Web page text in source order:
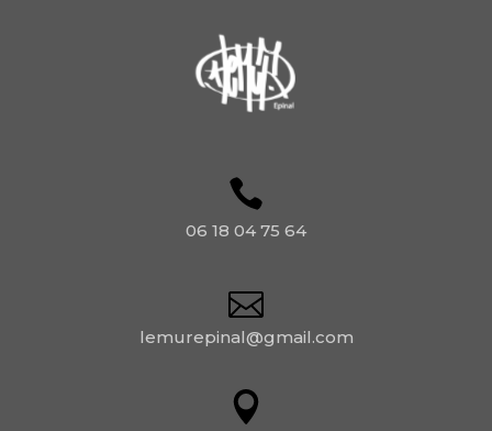
06 18 04 75 64
lemurepinal@gmail.com